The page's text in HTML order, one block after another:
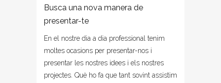
Busca una nova manera de
presentar-te
En el nostre dia a dia professional tenim
moltes ocasions per presentar-nos i
presentar les nostres idees i els nostres
projectes. Què ho fa que tant sovint assistim